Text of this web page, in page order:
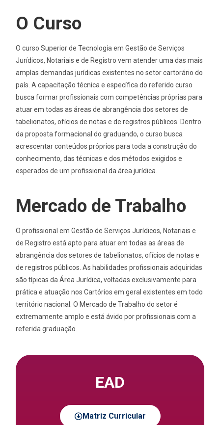
O Curso
O curso Superior de Tecnologia em Gestão de Serviços
Jurídicos, Notariais e de Registro vem atender uma das mais
amplas demandas jurídicas existentes no setor cartorário do
país. A capacitação técnica e específica do referido curso
busca formar profissionais com competências próprias para
atuar em todas as áreas de abrangência dos setores de
tabelionatos, ofícios de notas e de registros públicos. Dentro
da proposta formacional do graduando, o curso busca
acrescentar conteúdos próprios para toda a construção do
conhecimento, das técnicas e dos métodos exigidos e
esperados de um profissional da área jurídica.
Mercado de Trabalho
O profissional em Gestão de Serviços Jurídicos, Notariais e
de Registro está apto para atuar em todas as áreas de
abrangência dos setores de tabelionatos, ofícios de notas e
de registros públicos. As habilidades profissionais adquiridas
são típicas da Área Jurídica, voltadas exclusivamente para
prática e atuação nos Cartórios em geral existentes em todo
território nacional. O Mercado de Trabalho do setor é
extremamente amplo e está ávido por profissionais com a
referida graduação.
EAD
Matriz Curricular